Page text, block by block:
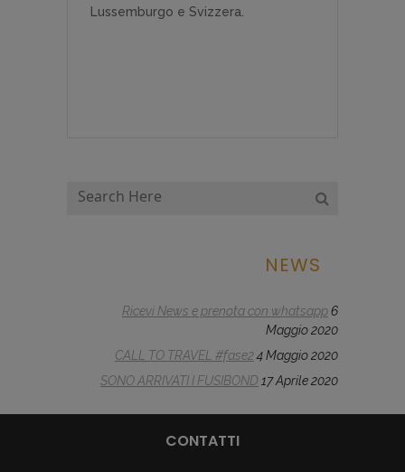
Lussemburgo e Svizzera.
NEWS
Ricevi News e prenota con whatsapp6
Maggio 2020
CALL TO TRAVEL #fase24 Maggio 2020
SONO ARRIVATI I FUSIBOND 17 Aprile 2020
CONTATTI